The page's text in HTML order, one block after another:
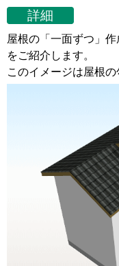
詳細
屋根の「一面ずつ」
をご紹介します。
このイメージは屋根の